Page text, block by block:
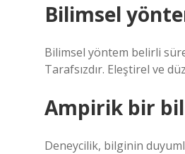
Bilimsel
Bilimsel yöntem belirli
Tarafsızdır. Eleştirel ve
Ampirik bir
Deneycilik, bilginin